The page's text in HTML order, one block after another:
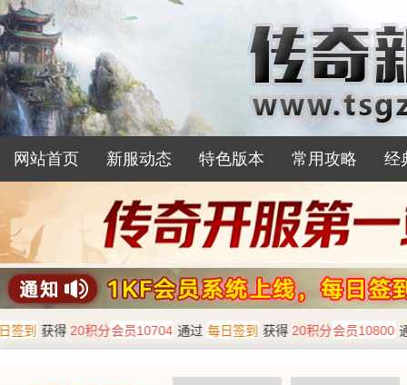
网站首页 新服动态 特色版本 常用攻略 经